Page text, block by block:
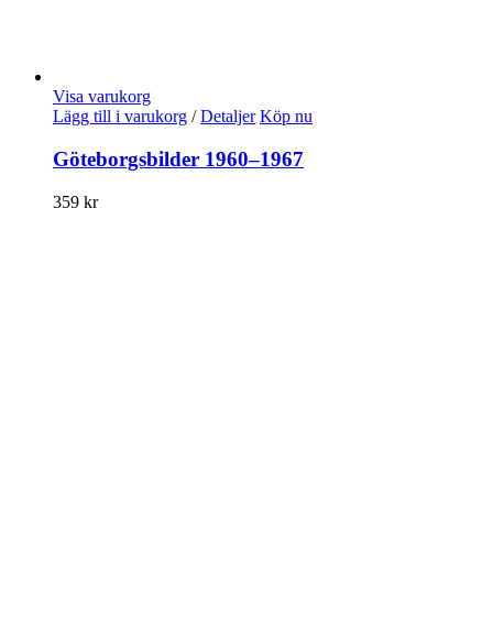
Visa varukorg
Lägg till i varukorg / Detaljer Köp nu
Göteborgsbilder 1960–1967
359 kr